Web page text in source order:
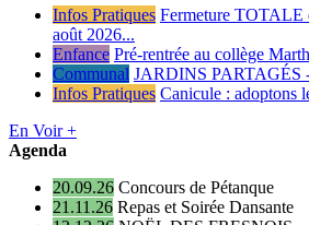
Infos Pratiques Fermeture TOTALE
août 2026...
Enfance Pré-rentrée au collège
Communal JARDINS PARTAGÉS
Infos Pratiques Canicule : adoptons
En Voir +
Agenda
20.09.26 Concours de Pétanque
21.11.26 Repas et Soirée Dansante